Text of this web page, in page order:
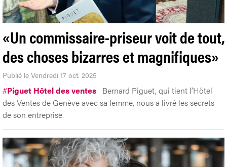
«Un commissaire-priseur voit de tout,
des choses bizarres et magnifiques»
Publié le Vendredi 17 oct. 2025
#Piguet Hôtel des ventes Bernard Piguet, qui tient l’Hôtel
des Ventes de Genève avec sa femme, nous a livré les secrets
de son entreprise.